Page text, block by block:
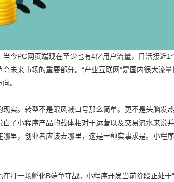
今PC网页端现在至少也有4亿用户流量，日活接近1
未来市场的重要部分。“产业互联网”是国内很大流
。
实。转型不是跟风喊口号那么简单。更不是头脑发
了小程序产品的载体相对于运营以及交易流水来说
里，创业者应该去哪里，这是一种实事求是。小程
打一场孵化B端争夺战。小程序开发当前阶段正处于